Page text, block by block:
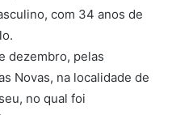
com 34 anos de
dezembro, pelas
Novas, na localidade de
no qual foi